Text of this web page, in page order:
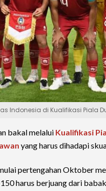
Indonesia di Kualifikasi Piala
bakal melalui Kualifikasi
yang harus dihadapi
pertengahan Oktober
harus berjuang dari